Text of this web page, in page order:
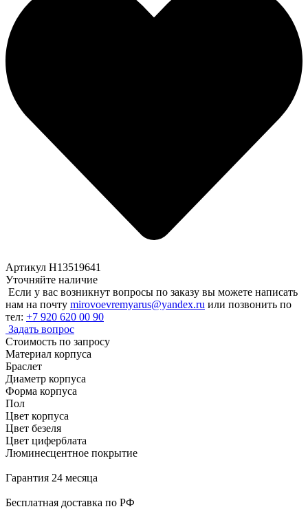
Артикул H13519641
Уточняйте наличие
Если у вас возникнут вопросы по заказу вы можете написать
нам на почту mirovoevremyarus@yandex.ru или позвонить по
тел: +7 920 620 00 90
Задать вопрос
Стоимость по запросу
Материал корпуса
Браслет
Диаметр корпуса
Форма корпуса
Пол
Цвет корпуса
Цвет безеля
Цвет циферблата
Люминесцентное покрытие
Гарантия 24 месяца
Бесплатная доставка по РФ